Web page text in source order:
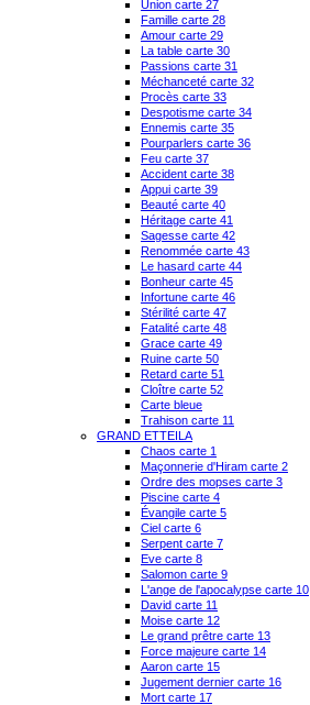
Union carte 27
Famille carte 28
Amour carte 29
La table carte 30
Passions carte 31
Méchanceté carte 32
Procès carte 33
Despotisme carte 34
Ennemis carte 35
Pourparlers carte 36
Feu carte 37
Accident carte 38
Appui carte 39
Beauté carte 40
Héritage carte 41
Sagesse carte 42
Renommée carte 43
Le hasard carte 44
Bonheur carte 45
Infortune carte 46
Stérilité carte 47
Fatalité carte 48
Grace carte 49
Ruine carte 50
Retard carte 51
Cloître carte 52
Carte bleue
Trahison carte 11
GRAND ETTEILA
Chaos carte 1
Maçonnerie d'Hiram carte 2
Ordre des mopses carte 3
Piscine carte 4
Évangile carte 5
Ciel carte 6
Serpent carte 7
Eve carte 8
Salomon carte 9
L'ange de l'apocalypse carte 10
David carte 11
Moise carte 12
Le grand prêtre carte 13
Force majeure carte 14
Aaron carte 15
Jugement dernier carte 16
Mort carte 17